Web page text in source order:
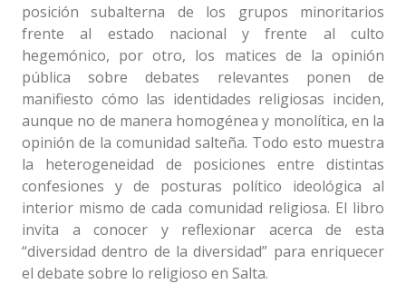
posición subalterna de los grupos minoritarios
frente al estado nacional y frente al culto
hegemónico, por otro, los matices de la opinión
pública sobre debates relevantes ponen de
manifiesto cómo las identidades religiosas inciden,
aunque no de manera homogénea y monolítica, en la
opinión de la comunidad salteña. Todo esto muestra
la heterogeneidad de posiciones entre distintas
confesiones y de posturas político ideológica al
interior mismo de cada comunidad religiosa. El libro
invita a conocer y reflexionar acerca de esta
“diversidad dentro de la diversidad” para enriquecer
el debate sobre lo religioso en Salta.